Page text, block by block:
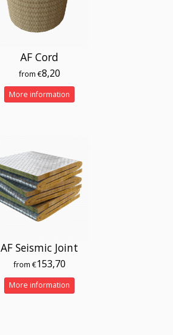
AF Cord
from €8,20
More information
AF Seismic Joint
from €153,70
More information